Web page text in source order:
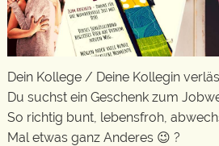
Dein Kollege / Deine Kollegin
Du suchst ein Geschenk zum
So richtig bunt, lebensfroh,
Mal etwas ganz Anderes 😉 ?